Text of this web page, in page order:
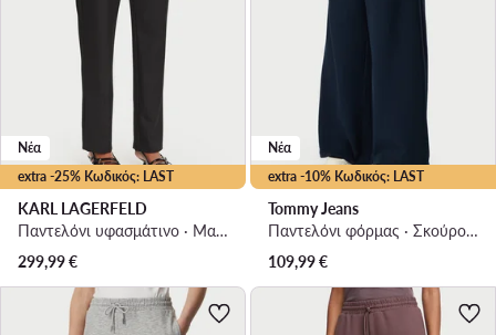
extra -25% Κωδικός: LAST
Νέα
KARL LAGERFELD
Παντελόνι υφασμάτινο · Μαύρο · Regular Fit
299,99€
extra -10% Κωδικός: LAST
Νέα
Tommy Jeans
Παντελόνι φόρμας · Σκούρο μπλε · Regular Fit
109,99€